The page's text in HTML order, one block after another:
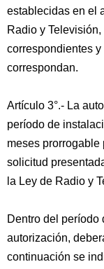
establecidas en el
Radio y
correspondientes
correspondan.
Artículo 3°.- La
período de
meses prorrogable
solicitud
la Ley de Radio y
Dentro del período
autorización,
continuación se